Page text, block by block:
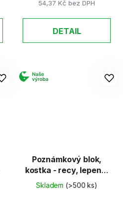
54,37 Kč bez DPH
DETAIL
Poznámkový blok,
kostka - recy, lepená,
9 x 9 x 4,5 cm
Skladem (>500 ks)